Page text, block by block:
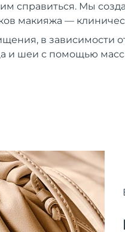
справиться. Мы
макияжа —
в зависимости
и шеи с помощью